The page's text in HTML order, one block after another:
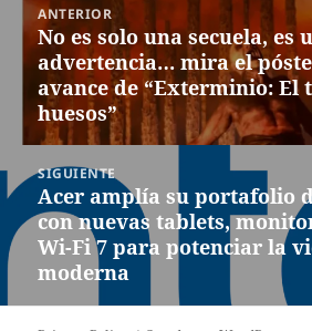
entradas
ANTERIOR
Entrada
anterior:
No es solo una secuela, es
advertencia… mira el
avance de “Exterminio: El
huesos”
SIGUIENTE
Siguiente
entrada:
Acer amplía su portafolio
con nuevas tablets,
Wi-Fi 7 para potenciar la
moderna